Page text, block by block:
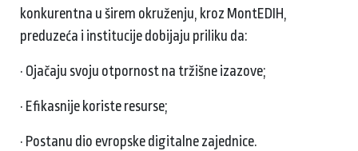
konkurentna u širem okruženju, kroz MontEDIH,
preduzeća i institucije dobijaju priliku da:
· Ojačaju svoju otpornost na tržišne izazove;
· Efikasnije koriste resurse;
· Postanu dio evropske digitalne zajednice.